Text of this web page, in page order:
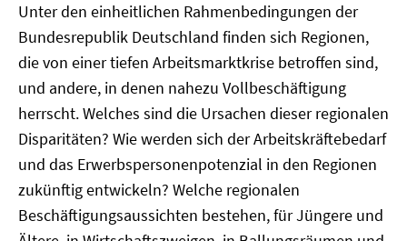
Unter den einheitlichen Rahmenbedingungen der
Bundesrepublik Deutschland finden sich Regionen,
die von einer tiefen Arbeitsmarktkrise betroffen sind,
und andere, in denen nahezu Vollbeschäftigung
herrscht. Welches sind die Ursachen dieser regionalen
Disparitäten? Wie werden sich der Arbeitskräftebedarf
und das Erwerbspersonenpotenzial in den Regionen
zukünftig entwickeln? Welche regionalen
Beschäftigungsaussichten bestehen, für Jüngere und